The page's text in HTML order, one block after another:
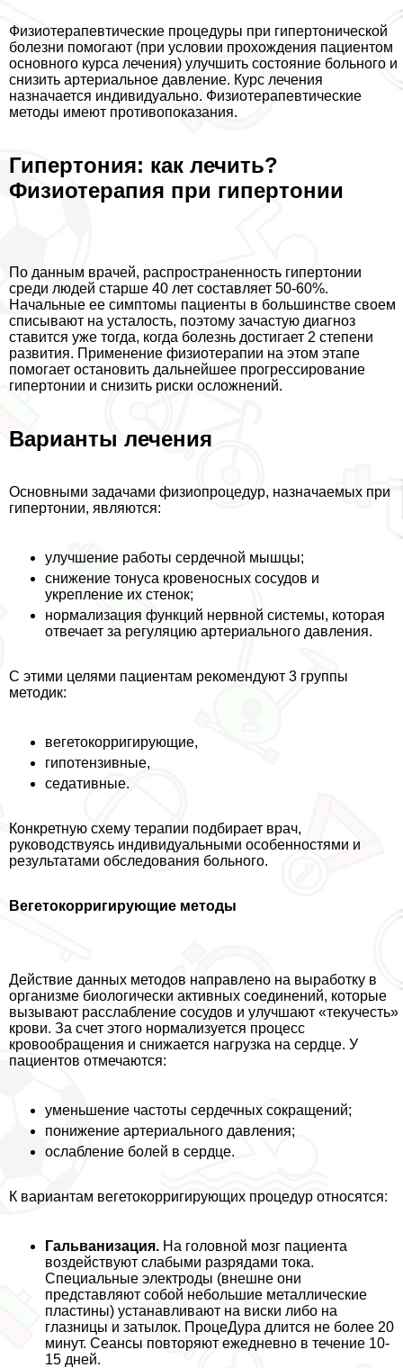
Физиотерапевтические процедуры при гипертонической
болезни помогают (при условии прохождения пациентом
основного курса лечения) улучшить состояние больного и
снизить артериальное давление. Курс лечения
назначается индивидуально. Физиотерапевтические
методы имеют противопоказания.
Гипертония: как лечить?
Физиотерапия при гипертонии
По данным врачей, распространенность гипертонии
среди людей старше 40 лет составляет 50-60%.
Начальные ее симптомы пациенты в большинстве своем
списывают на усталость, поэтому зачастую диагноз
ставится уже тогда, когда болезнь достигает 2 степени
развития. Применение физиотерапии на этом этапе
помогает остановить дальнейшее прогрессирование
гипертонии и снизить риски осложнений.
Варианты лечения
Основными задачами физиопроцедур, назначаемых при
гипертонии, являются:
улучшение работы сердечной мышцы;
снижение тонуса кровеносных сосудов и
укрепление их стенок;
нормализация функций нервной системы, которая
отвечает за регуляцию артериального давления.
С этими целями пациентам рекомендуют 3 группы
методик:
вегетокорригирующие,
гипотензивные,
седативные.
Конкретную схему терапии подбирает врач,
руководствуясь индивидуальными особенностями и
результатами обследования больного.
Вегетокорригирующие методы
Действие данных методов направлено на выработку в
организме биологически активных соединений, которые
вызывают расслабление сосудов и улучшают «текучесть»
крови. За счет этого нормализуется процесс
кровообращения и снижается нагрузка на сердце. У
пациентов отмечаются:
уменьшение частоты сердечных сокращений;
понижение артериального давления;
ослабление болей в сердце.
К вариантам вегетокорригирующих процедур относятся:
Гальванизация. На головной мозг пациента
воздействуют слабыми разрядами тока.
Специальные электроды (внешне они
представляют собой небольшие металлические
пластины) устанавливают на виски либо на
глазницы и затылок. ПроцеДypa длится не более 20
минут. Сеансы повторяют ежедневно в течение 10-
15 дней.